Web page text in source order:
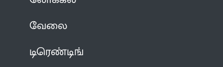
வேலை
டிரெண்டிங்